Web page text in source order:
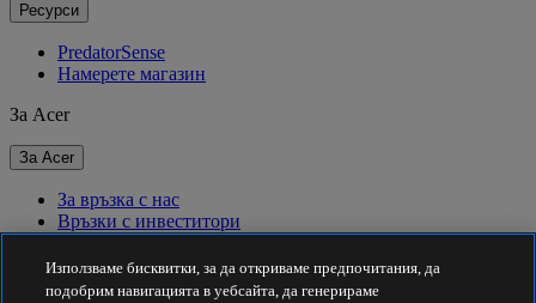
Ресурси
PredatorSense
Намерете магазин
За Acer
За Acer
За връзка с нас
Връзки с инвеститори
Награди
Събития
Използваме бисквитки, за да откриваме предпочитания, да
подобрим навигацията в уебсайта, да генерираме